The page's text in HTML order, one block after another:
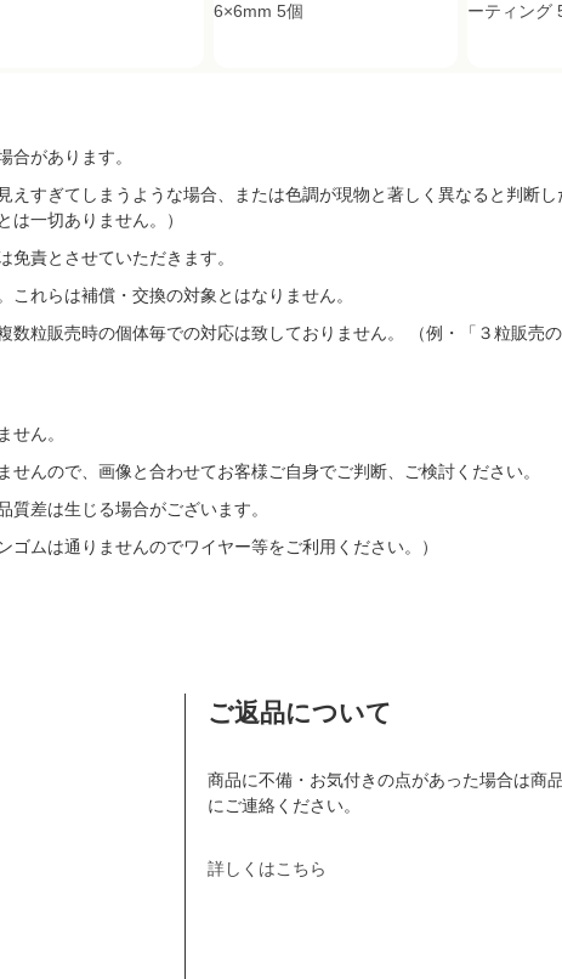
6×6mm 5個
ーティング
があります。
すぎてしまうような場合、または色調が現物と著しく異なると判断
一切ありません。）
責とさせていただきます。
れらは補償・交換の対象とはなりません。
粒販売時の個体毎での対応は致しておりません。 （例・「３粒販売
せん。
んので、画像と合わせてお客様ご自身でご判断、ご検討ください。
差は生じる場合がございます。
ムは通りませんのでワイヤー等をご利用ください。）
ご返品について
商品に不備・お気付きの点があった場合は商
にご連絡ください。
詳しくはこちら